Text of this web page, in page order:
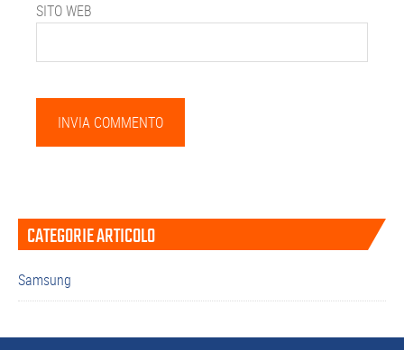
SITO WEB
Barra
laterale
primaria
CATEGORIE ARTICOLO
Samsung